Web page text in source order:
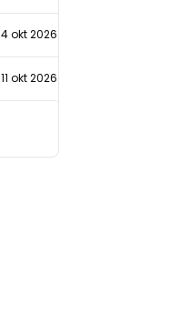
4 okt 2026
11 okt 2026